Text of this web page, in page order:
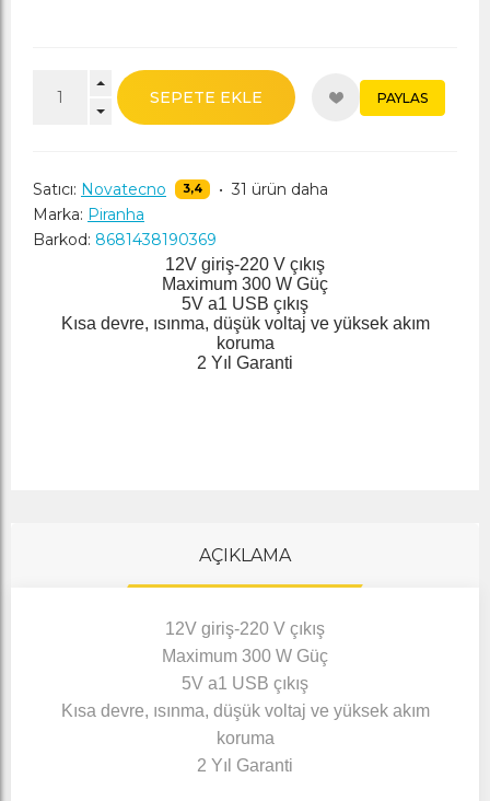
SEPETE EKLE PAYLAS
Satıcı: Novatecno 3,4 • 31 ürün daha
Marka: Piranha
Barkod: 8681438190369
12V giriş-220 V çıkış
Maximum 300 W Güç
5V a1 USB çıkış
Kısa devre, ısınma, düşük voltaj ve yüksek akım
koruma
2 Yıl Garanti
AÇIKLAMA
12V giriş-220 V çıkış
Maximum 300 W Güç
5V a1 USB çıkış
Kısa devre, ısınma, düşük voltaj ve yüksek akım
koruma
2 Yıl Garanti